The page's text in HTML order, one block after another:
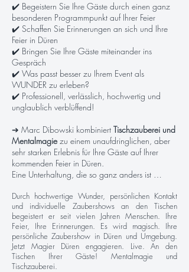
✔️ Begeistern Sie Ihre Gäste durch einen ganz
besonderen Programmpunkt auf Ihrer Feier
✔️ Schaffen Sie Erinnerungen an sich und Ihre
Feier in Düren
✔️ Bringen Sie Ihre Gäste miteinander ins
Gespräch
✔️ Was passt besser zu Ihrem Event als
WUNDER zu erleben?
✔️ Professionell, verlässlich, hochwertig und
unglaublich verblüffend!
➔ Marc Dibowski kombiniert Tischzauberei und
Mentalmagiezu einem unaufdringlichen, aber
sehr starken Erlebnis für Ihre Gäste auf Ihrer
kommenden Feier in Düren.
Eine Unterhaltung, die so ganz anders ist …
Durch hochwertige Wunder, persönlichen Kontakt
und individuelle Zaubershows an den Tischen
begeistert er seit vielen Jahren Menschen. Ihre
Feier, Ihre Erinnerungen. Es wird magisch. Ihre
persönliche Zaubershow in Düren und Umgebung.
Jetzt Magier Düren engagieren. Live. An den
Tischen Ihrer Gäste! Mentalmagie und
Tischzauberei.